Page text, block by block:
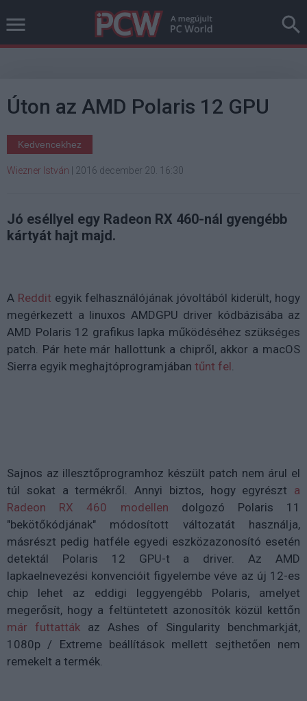
Úton az AMD Polaris 12 GPU
Kedvencekhez
Wiezner István 2016 december 20. 16:30
Jó eséllyel egy Radeon RX 460-nál gyengébb
kártyát hajt majd.
A Reddit egyik felhasználójának jóvoltából kiderült, hogy
megérkezett a linuxos AMDGPU driver kódbázisába az
AMD Polaris 12 grafikus lapka működéséhez szükséges
patch. Pár hete már hallottunk a chipről, akkor a macOS
Sierra egyik meghajtóprogramjában tűnt fel.
Sajnos az illesztőprogramhoz készült patch nem árul el
túl sokat a termékről. Annyi biztos, hogy egyrészt a
Radeon RX 460 modellen dolgozó Polaris 11
"bekötőkódjának" módosított változatát használja,
másrészt pedig hatféle egyedi eszközazonosító esetén
detektál Polaris 12 GPU-t a driver. Az AMD
lapkaelnevezési konvencióit figyelembe véve az új 12-es
chip lehet az eddigi leggyengébb Polaris, amelyet
megerősít, hogy a feltüntetett azonosítók közül kettőn
már futtattákaz Ashes of Singularity benchmarkját,
1080p / Extreme beállítások mellett sejthetően nem
remekelt a termék.